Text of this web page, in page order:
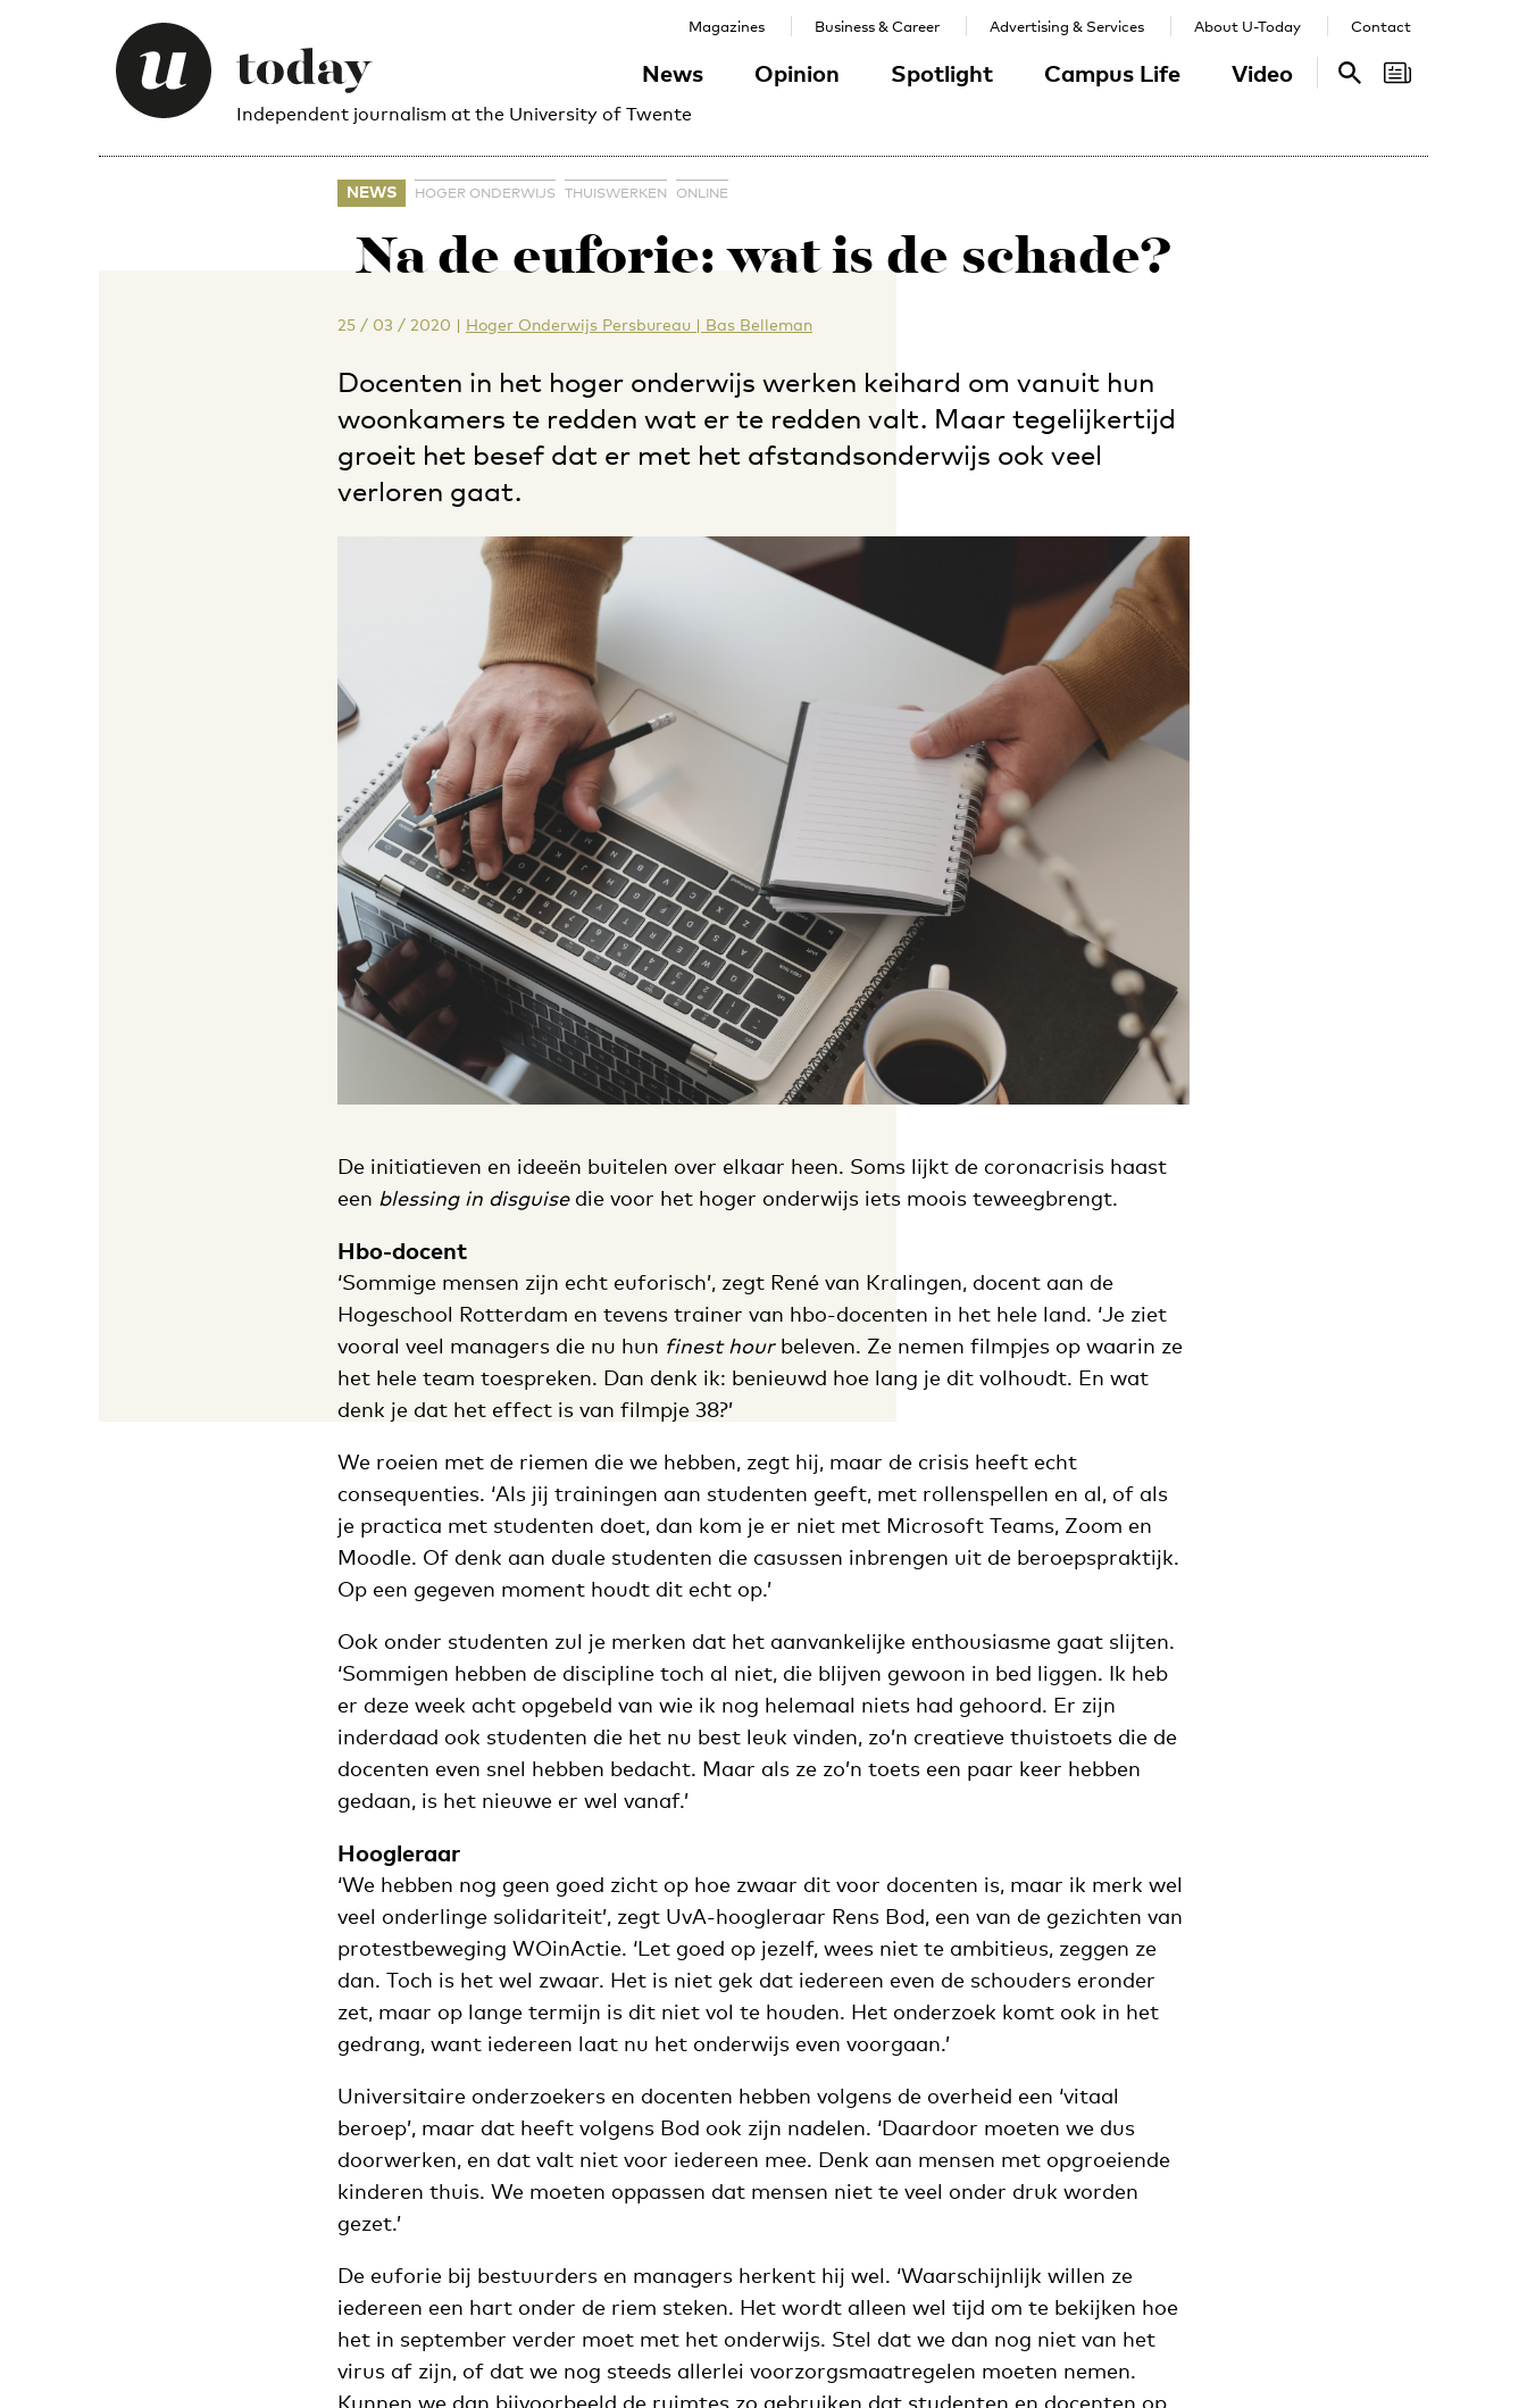
Independent journalism at the University of Twente
News Opinion Spotlight Campus Life Video
Magazines Business & Career Advertising & Services About U-Today Contact
Search
NEWS HOGER ONDERWIJS THUISWERKEN ONLINE
Na de euforie: wat is de schade?
25 / 03 / 2020 | Hoger Onderwijs Persbureau | Bas Belleman
Docenten in het hoger onderwijs werken keihard om vanuit hun
woonkamers te redden wat er te redden valt. Maar tegelijkertijd
groeit het besef dat er met het afstandsonderwijs ook veel
verloren gaat.
De initiatieven en ideeën buitelen over elkaar heen. Soms lijkt de coronacrisis haast
een blessing in disguisedie voor het hoger onderwijs iets moois teweegbrengt.
Hbo-docent
‘Sommige mensen zijn echt euforisch’, zegt René van Kralingen, docent aan de
Hogeschool Rotterdam en tevens trainer van hbo-docenten in het hele land. ‘Je ziet
vooral veel managers die nu hun finest hourbeleven. Ze nemen filmpjes op waarin ze
het hele team toespreken. Dan denk ik: benieuwd hoe lang je dit volhoudt. En wat
denk je dat het effect is van filmpje 38?’
We roeien met de riemen die we hebben, zegt hij, maar de crisis heeft echt
consequenties. ‘Als jij trainingen aan studenten geeft, met rollenspellen en al, of als
je practica met studenten doet, dan kom je er niet met Microsoft Teams, Zoom en
Moodle. Of denk aan duale studenten die casussen inbrengen uit de beroepspraktijk.
Op een gegeven moment houdt dit echt op.’
Ook onder studenten zul je merken dat het aanvankelijke enthousiasme gaat slijten.
‘Sommigen hebben de discipline toch al niet, die blijven gewoon in bed liggen. Ik heb
er deze week acht opgebeld van wie ik nog helemaal niets had gehoord. Er zijn
inderdaad ook studenten die het nu best leuk vinden, zo’n creatieve thuistoets die de
docenten even snel hebben bedacht. Maar als ze zo’n toets een paar keer hebben
gedaan, is het nieuwe er wel vanaf.’
Hoogleraar
‘We hebben nog geen goed zicht op hoe zwaar dit voor docenten is, maar ik merk wel
veel onderlinge solidariteit’, zegt UvA-hoogleraar Rens Bod, een van de gezichten van
protestbeweging WOinActie. ‘Let goed op jezelf, wees niet te ambitieus, zeggen ze
dan. Toch is het wel zwaar. Het is niet gek dat iedereen even de schouders eronder
zet, maar op lange termijn is dit niet vol te houden. Het onderzoek komt ook in het
gedrang, want iedereen laat nu het onderwijs even voorgaan.’
Universitaire onderzoekers en docenten hebben volgens de overheid een ‘vitaal
beroep’, maar dat heeft volgens Bod ook zijn nadelen. ‘Daardoor moeten we dus
doorwerken, en dat valt niet voor iedereen mee. Denk aan mensen met opgroeiende
kinderen thuis. We moeten oppassen dat mensen niet te veel onder druk worden
gezet.’
De euforie bij bestuurders en managers herkent hij wel. ‘Waarschijnlijk willen ze
iedereen een hart onder de riem steken. Het wordt alleen wel tijd om te bekijken hoe
het in september verder moet met het onderwijs. Stel dat we dan nog niet van het
virus af zijn, of dat we nog steeds allerlei voorzorgsmaatregelen moeten nemen.
Kunnen we dan bijvoorbeeld de ruimtes zo gebruiken dat studenten en docenten op